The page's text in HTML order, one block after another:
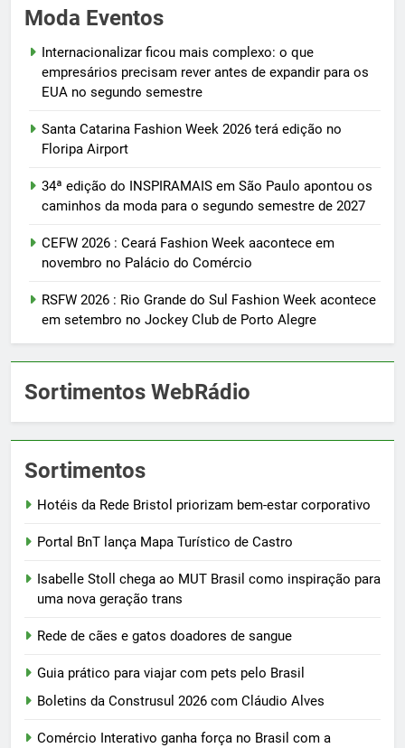
Moda Eventos
Internacionalizar ficou mais complexo: o que
empresários precisam rever antes de expandir para os
EUA no segundo semestre
Santa Catarina Fashion Week 2026 terá edição no
Floripa Airport
34ª edição do INSPIRAMAIS em São Paulo apontou os
caminhos da moda para o segundo semestre de 2027
CEFW 2026 : Ceará Fashion Week aacontece em
novembro no Palácio do Comércio
RSFW 2026 : Rio Grande do Sul Fashion Week acontece
em setembro no Jockey Club de Porto Alegre
Sortimentos WebRádio
Sortimentos
Hotéis da Rede Bristol priorizam bem-estar corporativo
Portal BnT lança Mapa Turístico de Castro
Isabelle Stoll chega ao MUT Brasil como inspiração para
uma nova geração trans
Rede de cães e gatos doadores de sangue
Guia prático para viajar com pets pelo Brasil
Boletins da Construsul 2026 com Cláudio Alves
Comércio Interativo ganha força no Brasil com a